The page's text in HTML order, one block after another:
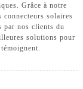
Grâce à notre
connecteurs solaires
par nos clients du
solutions pour